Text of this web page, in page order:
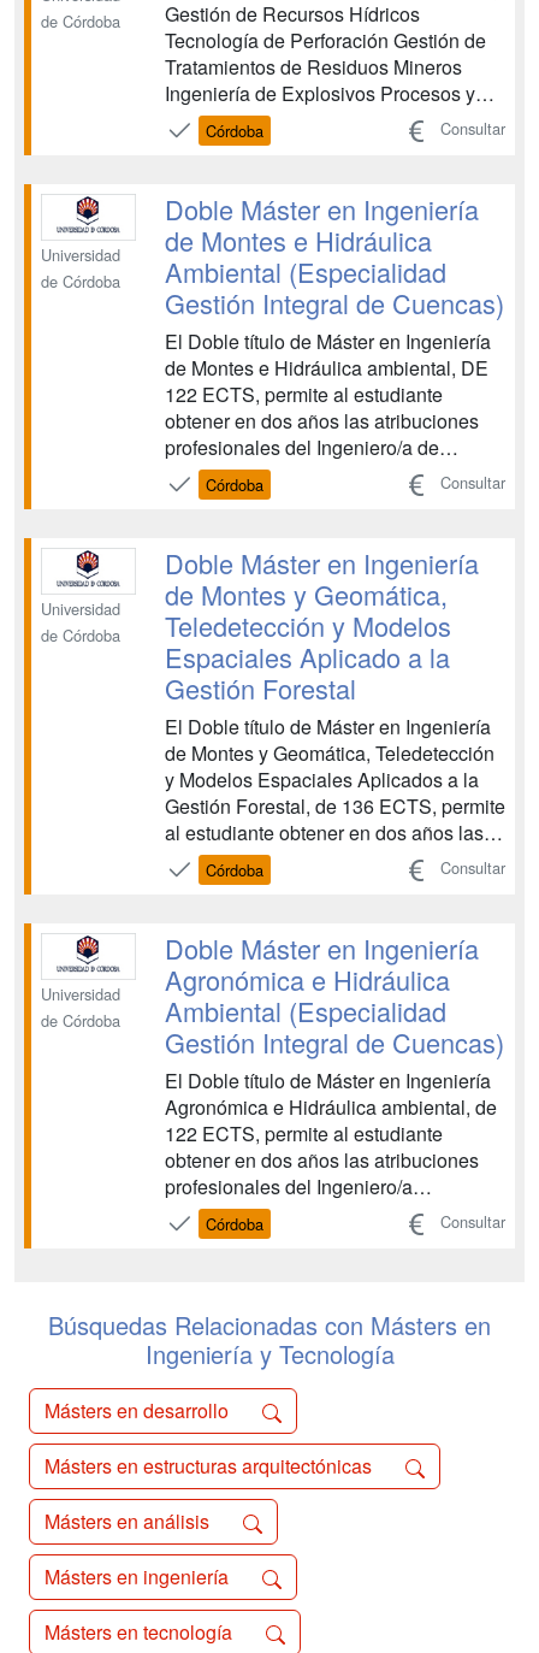
de Córdoba
Gestión de Recursos Hídricos
Tecnología de Perforación Gestión de
Tratamientos de Residuos Mineros
Ingeniería de Explosivos Procesos y
Plantas de Tratamiento de Minerales y
Rocas Industriales Ingeniería
Ambiental Tecnologías de Explotación
Minera Sistemas Eléctri...
Córdoba Consultar
Universidad
de Córdoba
Doble Máster en Ingeniería
de Montes e Hidráulica
Ambiental (Especialidad
Gestión Integral de Cuencas)
El Doble título de Máster en Ingeniería
de Montes e Hidráulica ambiental, DE
122 ECTS, permite al estudiante
obtener en dos años las atribuciones
profesionales del Ingeniero/a de
Montes, y una especialización en el
ámbito de la Hidráulica ambiental, que
Doctorado. Es un doble título dirigido a
aquellos estudiantes q...
Córdoba Consultar
Universidad
de Córdoba
Doble Máster en Ingeniería
de Montes y Geomática,
Teledetección y Modelos
Espaciales Aplicado a la
Gestión Forestal
El Doble título de Máster en Ingeniería
de Montes y Geomática, Teledetección
y Modelos Espaciales Aplicados a la
Gestión Forestal, de 136 ECTS, permite
al estudiante obtener en dos años las
atribuciones profesionales del
Ingeniero/a de Montes, y una
Geomática y Teledetección, que le
permite el acceso directo al Do...
Córdoba Consultar
Universidad
de Córdoba
Doble Máster en Ingeniería
Agronómica e Hidráulica
Ambiental (Especialidad
Gestión Integral de Cuencas)
El Doble título de Máster en Ingeniería
Agronómica e Hidráulica ambiental, de
122 ECTS, permite al estudiante
obtener en dos años las atribuciones
profesionales del Ingeniero/a
Agrónomo/a, y una especialización en
el ámbito de la Hidráulica ambiental,
aquellos estudiantes...
Córdoba Consultar
Búsquedas Relacionadas con Másters en
Ingeniería y Tecnología
Másters en desarrollo
Másters en estructuras arquitectónicas
Másters en análisis
Másters en ingeniería
Másters en tecnología